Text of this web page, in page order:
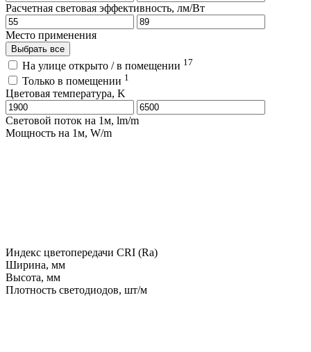
Расчетная световая эффективность, лм/Вт
Место применения
Выбрать все
На улице открыто / в помещении 17
Только в помещении 1
Цветовая температура, K
Световой поток на 1м, lm/m
Мощность на 1м, W/m
Индекс цветопередачи CRI (Ra)
Ширина, мм
Высота, мм
Плотность светодиодов, шт/м